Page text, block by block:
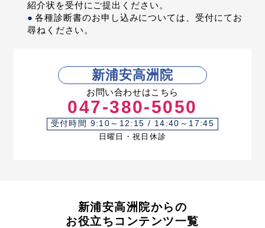
紹介状を受付にご提出ください。
各種診断書のお申し込みについては、受付にてお
尋ねください。
新浦安高洲院
お問い合わせはこちら
047-380-5050
受付時間 9:10～12:15 / 14:40～17:45
日曜日・祝日休診
新浦安高洲院からの
お役立ちコンテンツ一覧